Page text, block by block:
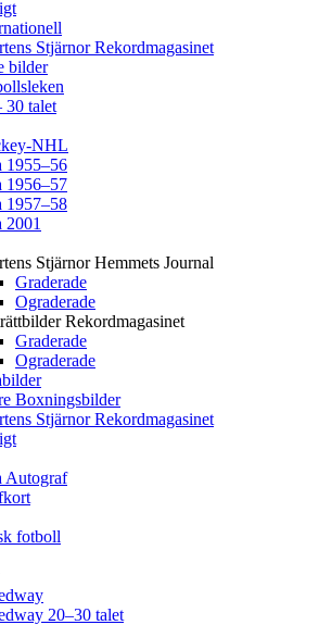
Stjärnor Rekordmagasinet
bilder
30 talet
NHL
1955–56
1956–57
1957–58
2001
Stjärnor Hemmets Journal
Graderade
Ograderade
Rekordmagasinet
Graderade
Ograderade
Boxningsbilder
Stjärnor Rekordmagasinet
Autograf
fotboll
20–30 talet